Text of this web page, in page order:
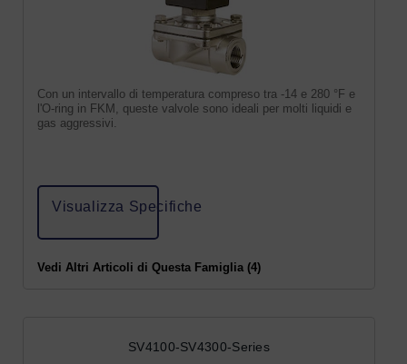
Con un intervallo di temperatura compreso tra -14 e 280 °F e
l'O-ring in FKM, queste valvole sono ideali per molti liquidi e
gas aggressivi.
Visualizza Specifiche
Vedi Altri Articoli di Questa Famiglia (4)
SV4100-SV4300-Series